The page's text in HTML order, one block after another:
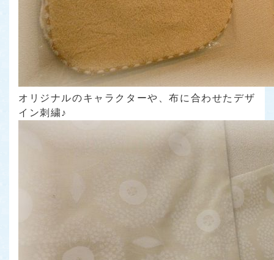
オリジナルのキャラクターや、布に合わせたデザ
イン刺繍♪